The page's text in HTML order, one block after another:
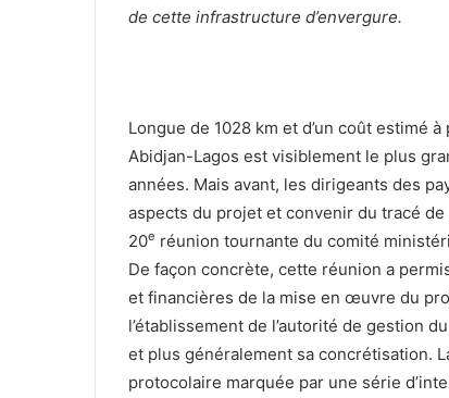
de cette infrastructure d’envergure.
Longue de 1028 km et d’un coût estimé
Abidjan-Lagos est visiblement le plus
années. Mais avant, les dirigeants des
aspects du projet et convenir du tracé de
20e réunion tournante du comité
De façon concrète, cette réunion a
et financières de la mise en œuvre du
l’établissement de l’autorité de gestion
et plus généralement sa concrétisation.
protocolaire marquée par une série